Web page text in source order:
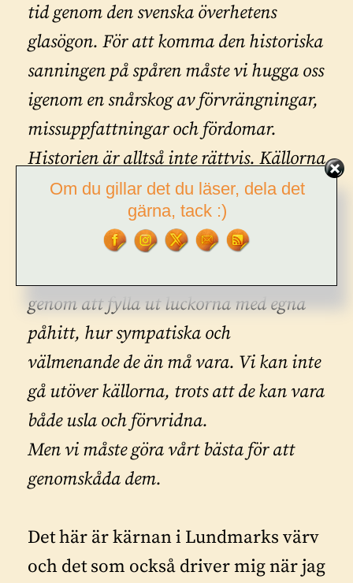
tid genom den svenska överhetens
glasögon. För att komma den historiska
sanningen på spåren måste vi hugga oss
igenom en snårskog av förvrängningar,
missuppfattningar och fördomar.
Historien är alltså inte rättvis. Källorna
fördelar sig skamligt orättfärdigt
mellan folkgrupper och samhällsklasser.
Men det kan vi inte göra något åt. Vi
genom att fylla ut luckorna med egna
påhitt, hur sympatiska och
välmenande de än må vara. Vi kan inte
gå utöver källorna, trots att de kan vara
både usla och förvridna.
Men vi måste göra vårt bästa för att
genomskåda dem.
Det här är kärnan i Lundmarks värv
och det som också driver mig när jag
Om du gillar det du läser, dela det
gärna, tack :)